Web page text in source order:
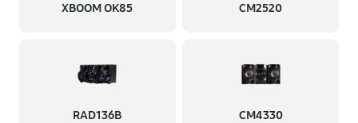
XBOOM OK85 CM2520
RAD136B CM4330